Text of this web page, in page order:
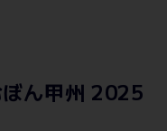
ん甲州 2025